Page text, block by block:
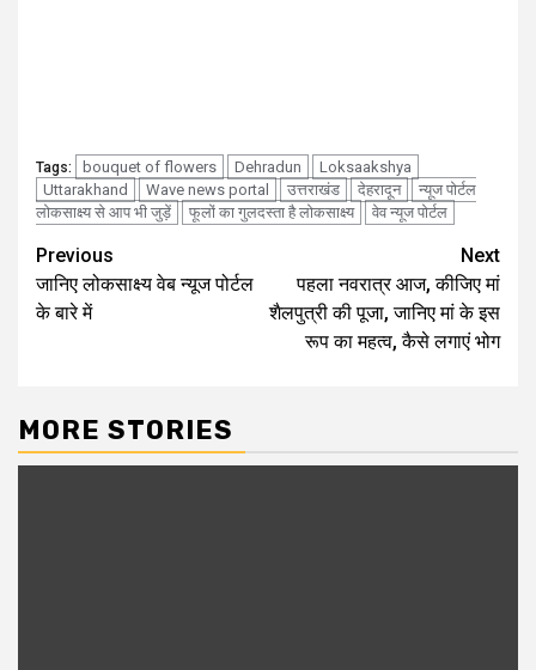
Tags: bouquet of flowers Dehradun
Loksaakshya
Uttarakhand
Wave news portal उत्तराखंड देहरादून
न्यूज पोर्टल
लोकसाक्ष्य से आप भी जुड़ें
फूलों का गुलदस्ता है लोकसाक्ष्य वेव न्यूज पोर्टल
Continue
Reading
Previous
जानिए लोकसाक्ष्य वेब न्यूज पोर्टल
के बारे में
Next
पहला नवरात्र आज, कीजिए मां
शैलपुत्री की पूजा, जानिए मां के इस
रूप का महत्व, कैसे लगाएं भोग
MORE STORIES